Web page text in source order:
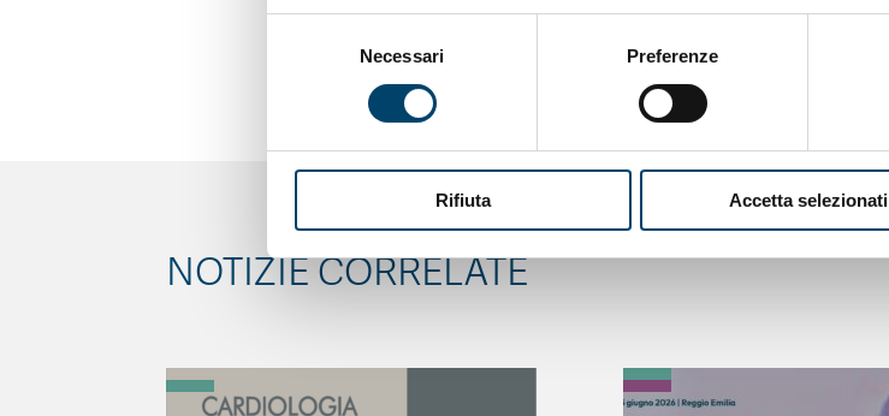
Necessari Preferenze
Rifiuta Accetta selezionati
(Versione italiana Quotidiano Sanità/Popular Science)
NOTIZIE CORRELATE